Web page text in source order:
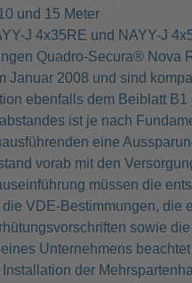
und 15 Meter
J 4x35RE und NAYY-J
Quadro-Secura® Nova
Januar 2008 und sind
ebenfalls dem Beiblatt B1
ist je nach
eine
vorab mit den
müssen die
VDE-Bestimmungen, die
sowie
Unternehmens
der